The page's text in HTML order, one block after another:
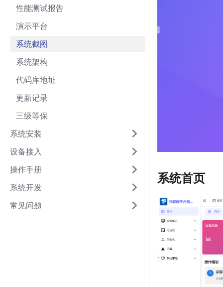
性能测试报告
演示平台
系统截图
系统架构
代码库地址
更新记录
三级等保
系统安装
设备接入
操作手册
系统开发
常见问题
系统首页